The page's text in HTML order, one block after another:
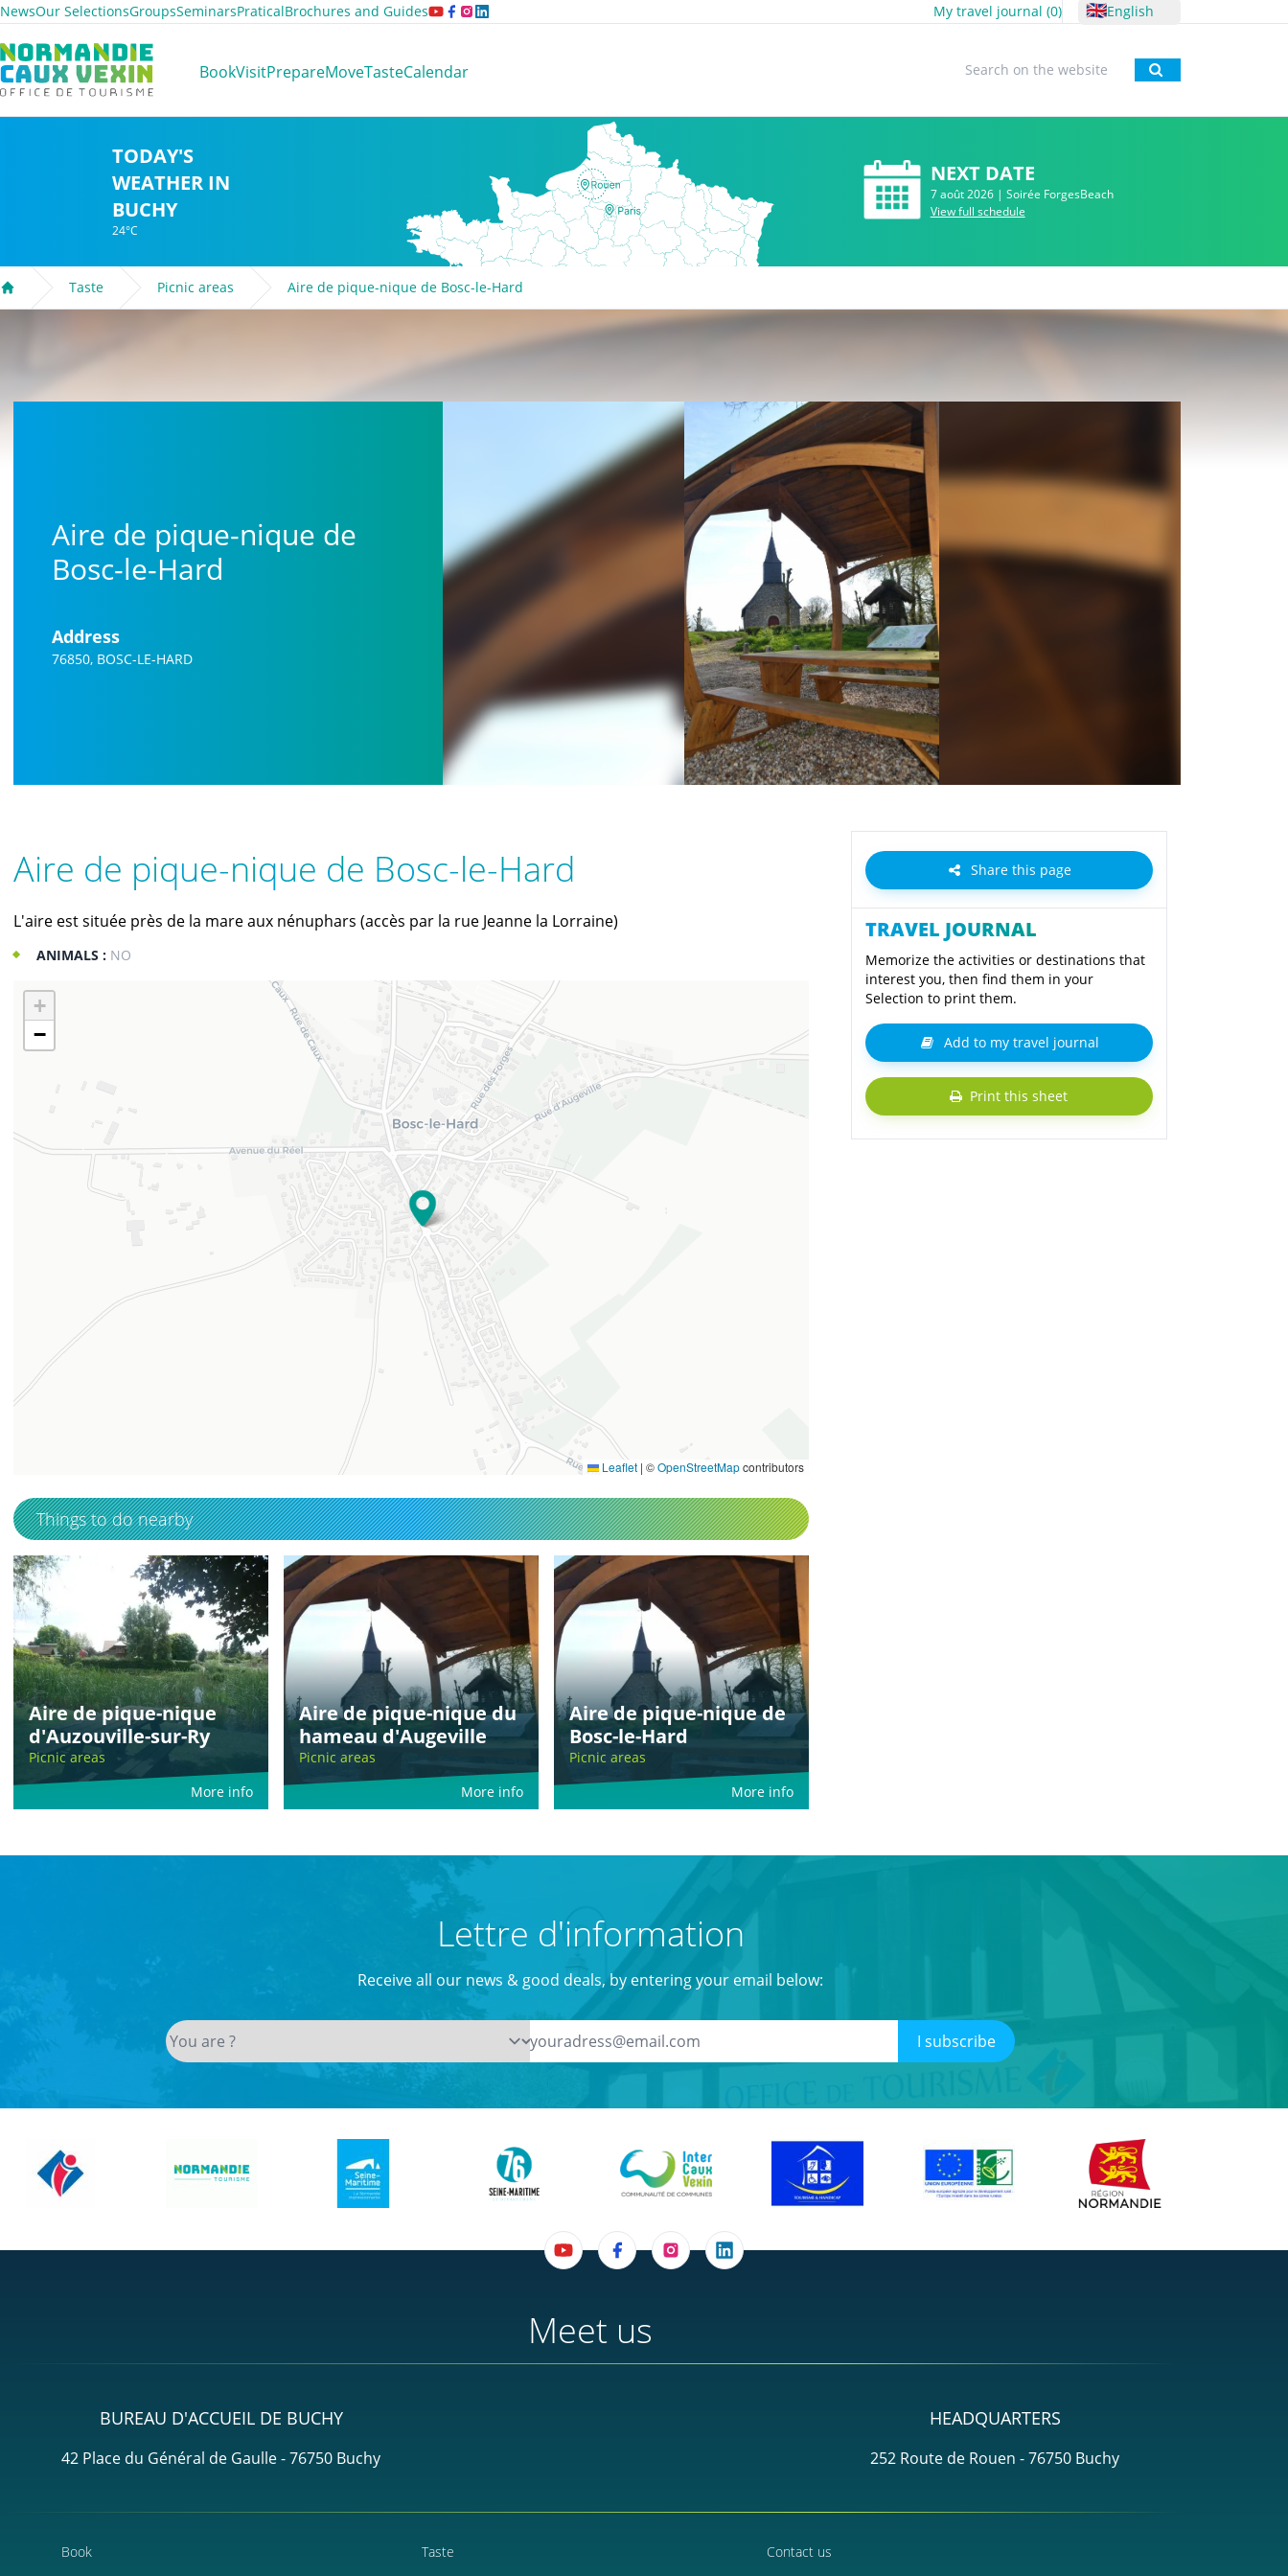
NewsOur SelectionsGroupsSeminarsPraticalBrochures and Guides My travel journal (0) 🇬🇧English
Normandie Caux Vexin
BookVisitPrepareMoveTasteCalendar To research
TODAY'S
WEATHER IN
BUCHY
24°C
NEXT DATE
7 août 2026 | Soirée ForgesBeach
View full schedule
Welcome
Taste Picnic areas Aire de pique-nique de Bosc-le-Hard
Aire de pique-nique de
Bosc-le-Hard
Address
76850, BOSC-LE-HARD
Aire de pique-nique de Bosc-le-Hard
L'aire est située près de la mare aux nénuphars (accès par la rue Jeanne la Lorraine)
ANIMALS : NO
+
−
Leaflet | ©OpenStreetMapcontributors
Things to do nearby
Aire de pique-nique
d'Auzouville-sur-Ry
Picnic areas
More info
Aire de pique-nique du
hameau d'Augeville
Picnic areas
More info
Aire de pique-nique de
Bosc-le-Hard
Picnic areas
More info
Share this page
TRAVEL JOURNAL
Memorize the activities or destinations that
interest you, then find them in your
Selection to print them.
Add to my travel journal
Print this sheet
Lettre d'information
Receive all our news & good deals, by entering your email below:
I subscribe
Meet us
BUREAU D'ACCUEIL DE BUCHY
42 Place du Général de Gaulle - 76750 Buchy
HEADQUARTERS
252 Route de Rouen - 76750 Buchy
Book Taste Contact us